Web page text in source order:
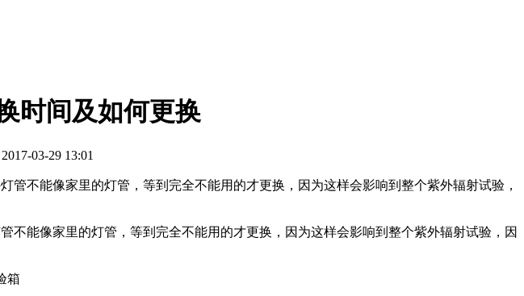
时间及如何更换
03-29 13:01
不能像家里的灯管，等到完全不能用的才更换，因为这样会影响到整个紫外辐射试验，
能像家里的灯管，等到完全不能用的才更换，因为这样会影响到整个紫外辐射试验，因